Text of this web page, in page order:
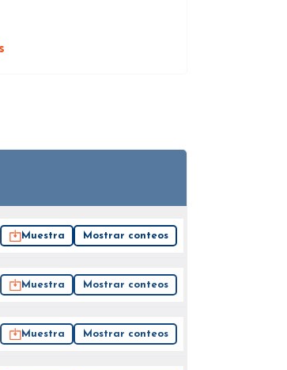
Muestra Mostrar conteos
Muestra Mostrar conteos
Muestra Mostrar conteos